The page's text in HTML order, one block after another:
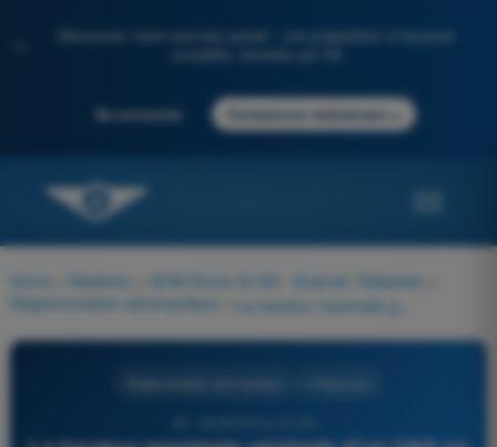
Découvrez notre nouveau portail : une préparation à l'examen
Se connecter Commencer maintenant
Home Matières QCM Drone A1/A3 - Examen Télépilote
Réglementation aéronautique